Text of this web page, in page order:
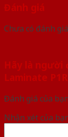
Đánh giá
Chưa có đánh
Hãy là người
Laminate
Đánh giá của bạn
Nhận xét của